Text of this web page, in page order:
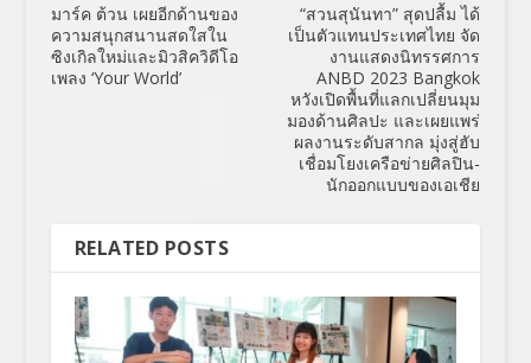
มาร์ค ต้วน เผยอีกด้านของ
ความสนุกสนานสดใสใน
ซิงเกิลใหม่และมิวสิควิดีโอ
เพลง ‘Your World’
“สวนสุนันทา” สุดปลื้ม ได้
เป็นตัวแทนประเทศไทย จัด
งานแสดงนิทรรศการ
ANBD 2023 Bangkok
หวังเปิดพื้นที่แลกเปลี่ยนมุม
มองด้านศิลปะ และเผยแพร่
ผลงานระดับสากล มุ่งสู่ฮับ
เชื่อมโยงเครือข่ายศิลปิน-
นักออกแบบของเอเชีย
RELATED POSTS